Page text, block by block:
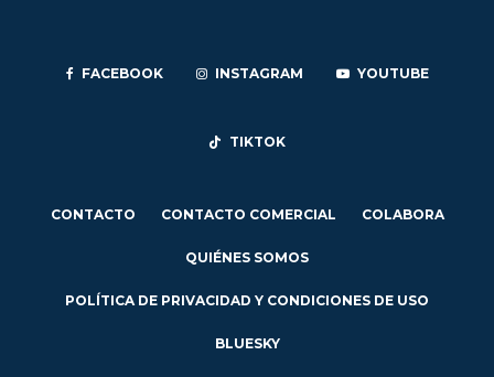
FACEBOOK INSTAGRAM YOUTUBE
TIKTOK
CONTACTO CONTACTO COMERCIAL COLABORA
QUIÉNES SOMOS
POLÍTICA DE PRIVACIDAD Y CONDICIONES DE USO
BLUESKY